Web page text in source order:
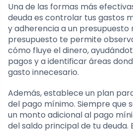
Una de las formas más
deuda es controlar tus gastos
y adherencia a un presupuesto
presupuesto te permite
cómo fluye el dinero,
pagos y a identificar áreas
gasto innecesario.
Además, establece un plan
del pago mínimo. Siempre que
un monto adicional al pago
del saldo principal de tu deuda.